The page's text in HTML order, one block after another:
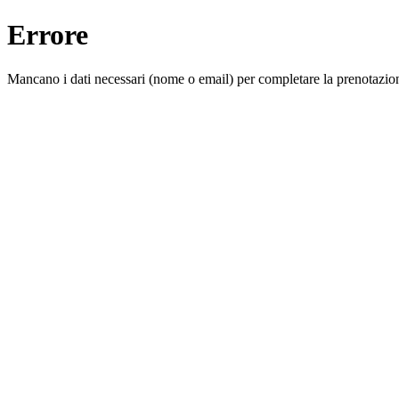
Errore
Mancano i dati necessari (nome o email) per completare la